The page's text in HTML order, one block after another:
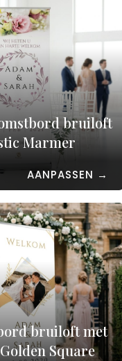
bruiloft
Marmer
AANPASSEN →
bruiloft met
Square